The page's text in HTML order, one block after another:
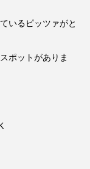
いるピッツァがと
ポットがありま